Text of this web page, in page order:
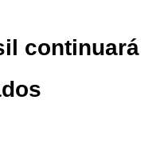
continuará